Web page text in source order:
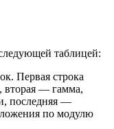
таблицей:
Первая строка
вторая — гамма,
последняя —
по модулю